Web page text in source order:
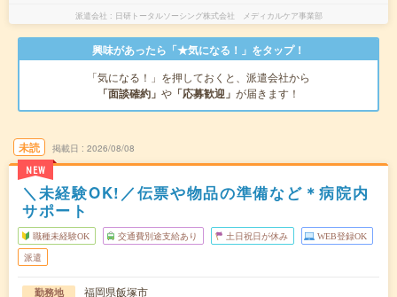
派遣会社 日研トータルソーシング株式会社 メディカルケア事業部
興味があったら「★気になる！」をタップ！
「気になる！」を押しておくと、派遣会社から
「面談確約」 や 「応募歓迎」 が届きます！
未読
NEW
掲載日 2026/08/08
＼未経験OK!／伝票や物品の準備など＊病院内
サポート
職種未経験OK 交通費別途支給あり 土日祝日が休み WEB登録OK
派遣
勤務地
福岡県飯塚市